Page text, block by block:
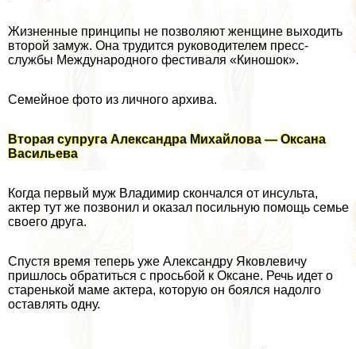
Жизненные принципы не позволяют женщине выходить
второй замуж. Она трудится руководителем пресс-
службы Международного фестиваля «Киношок».
Семейное фото из личного архива.
Вторая супруга Александра Михайлова — Оксана
Васильева
Когда первый муж Владимир скончался от инсульта,
актер тут же позвонил и оказал посильную помощь семье
своего друга.
Спустя время теперь уже Александру Яковлевичу
пришлось обратиться с просьбой к Оксане. Речь идет о
старенькой маме актера, которую он боялся надолго
оставлять одну.